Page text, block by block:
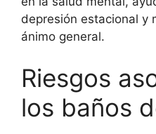
depresión estacional y
ánimo general.
Riesgos
los baños